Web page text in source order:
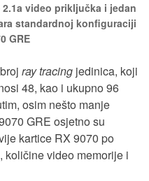
video priključka i jedan
standardnoj konfiguraciji
GRE
ray tracing jedinica, koji
48, kao i ukupno 96
osim nešto manje
GRE osjetno su
kartice RX 9070 po
količine video memorije i